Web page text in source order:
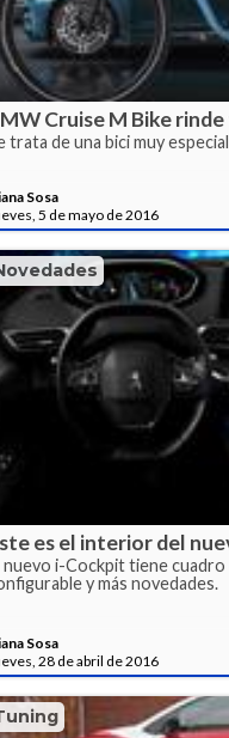
Cruise M Bike
trata de una bici muy
Sosa
5 de mayo de 2016
es el interior del
nuevo i-Cockpit tiene
y más novedades.
Sosa
28 de abril de 2016